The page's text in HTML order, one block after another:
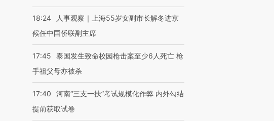
18:24
人事观察｜上海55岁女副市长解冬进京
候任中国侨联副主席
17:45
泰国发生致命校园枪击案至少6人死亡 枪
手祖父母亦被杀
17:40
河南“三支一扶”考试规模化作弊 内外勾结
提前获取试卷